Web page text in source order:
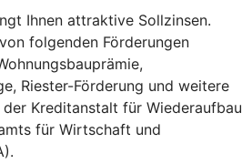
Ihnen attraktive Sollzinsen.
folgenden Förderungen
Riester-Förderung und weitere
Kreditanstalt für Wiederaufbau
für Wirtschaft und